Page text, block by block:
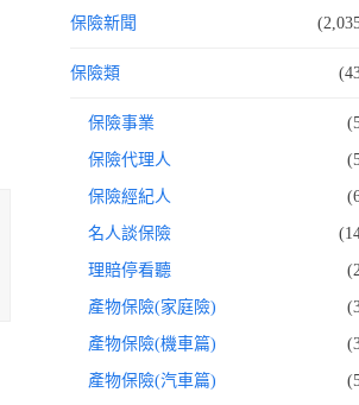
保險新聞
保險類
保險事業
保險代理人
保險經紀人
名人談保險
理賠停看聽
產物保險(家庭險)
產物保險(機車篇)
產物保險(汽車篇)